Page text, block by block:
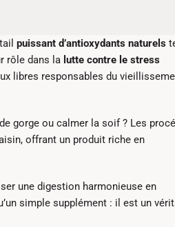
puissant d’antioxydants naturels
rôle dans la lutte contre le stress
libres responsables du
gorge ou calmer la soif ? Les
offrant un produit riche en
une digestion harmonieuse en
simple supplément : il est un